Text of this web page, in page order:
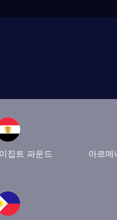
집트 파운드
아르메